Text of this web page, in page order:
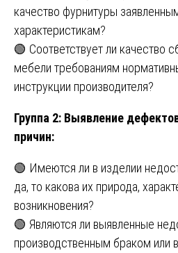
качество фурнитуры
характеристикам?
🟢 Соответствует ли качество
мебели требованиям
инструкции производителя?
Группа 2: Выявление
причин:
🟢 Имеются ли в изделии
да, то какова их природа,
возникновения?
🟢 Являются ли выявленные
производственным браком или